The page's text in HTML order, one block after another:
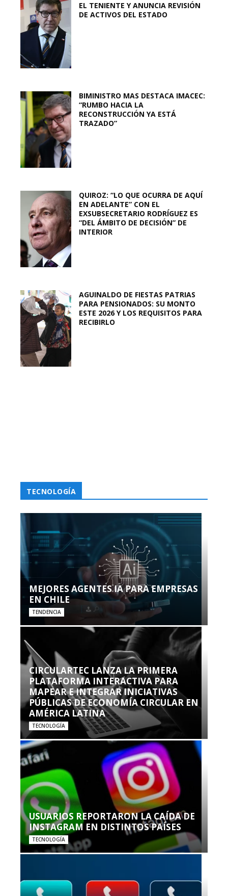
EL TENIENTE Y ANUNCIA REVISIÓN
DE ACTIVOS DEL ESTADO
BIMINISTRO MAS DESTACA IMACEC:
“RUMBO HACIA LA
RECONSTRUCCIÓN YA ESTÁ
TRAZADO”
QUIROZ: “LO QUE OCURRA DE AQUÍ
EN ADELANTE” CON EL
EXSUBSECRETARIO RODRÍGUEZ ES
“DEL ÁMBITO DE DECISIÓN” DE
INTERIOR
AGUINALDO DE FIESTAS PATRIAS
PARA PENSIONADOS: SU MONTO
ESTE 2026 Y LOS REQUISITOS PARA
RECIBIRLO
TECNOLOGÍA
MEJORES AGENTES IA PARA EMPRESAS
EN CHILE
TENDENCIA
CIRCULARTEC LANZA LA PRIMERA
PLATAFORMA INTERACTIVA PARA
MAPEAR E INTEGRAR INICIATIVAS
PÚBLICAS DE ECONOMÍA CIRCULAR EN
AMÉRICA LATINA
TECNOLOGÍA
USUARIOS REPORTARON LA CAÍDA DE
INSTAGRAM EN DISTINTOS PAÍSES
TECNOLOGÍA